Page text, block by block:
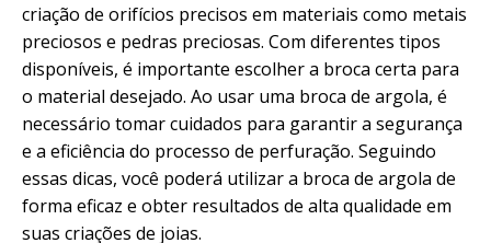
criação de orifícios precisos em materiais como metais
preciosos e pedras preciosas. Com diferentes tipos
disponíveis, é importante escolher a broca certa para
o material desejado. Ao usar uma broca de argola, é
necessário tomar cuidados para garantir a segurança
e a eficiência do processo de perfuração. Seguindo
essas dicas, você poderá utilizar a broca de argola de
forma eficaz e obter resultados de alta qualidade em
suas criações de joias.